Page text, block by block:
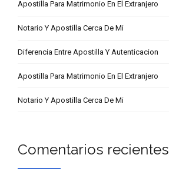
Apostilla Para Matrimonio En El Extranjero
Notario Y Apostilla Cerca De Mi
Diferencia Entre Apostilla Y Autenticacion
Apostilla Para Matrimonio En El Extranjero
Notario Y Apostilla Cerca De Mi
Comentarios recientes